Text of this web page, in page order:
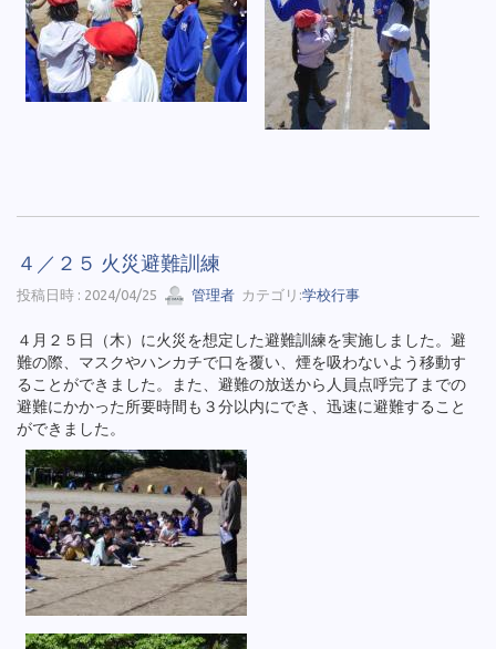
４／２５ 火災避難訓練
投稿日時 : 2024/04/25 管理者 カテゴリ:学校行事
４月２５日（木）に火災を想定した避難訓練を実施しました。避
難の際、マスクやハンカチで口を覆い、煙を吸わないよう移動す
ることができました。また、避難の放送から人員点呼完了までの
避難にかかった所要時間も３分以内にでき、迅速に避難すること
ができました。